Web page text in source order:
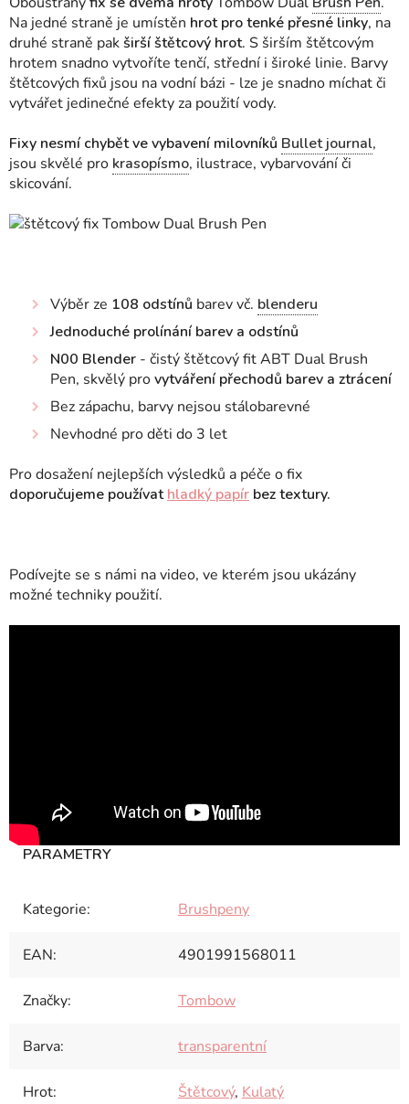
Na jedné straně je umístěn hrot pro tenké přesné linky, na
druhé straně pakširší štětcový hrot. S širším štětcovým
hrotem snadno vytvoříte tenčí, střední i široké linie. Barvy
štětcových fixů jsou na vodní bázi - lze je snadno míchat či
vytvářet jedinečné efekty za použití vody.
Fixy nesmí chybět ve vybavení milovníků Bullet journal,
jsou skvělé pro krasopísmo, ilustrace, vybarvování či
skicování.
Výběr ze 108 odstínů barev vč. blenderu
Jednoduché prolínání barev a odstínů
N00 Blender - čistý štětcový fit ABT Dual Brush
Pen, skvělý provytváření přechodů barev a ztrácení
Bez zápachu, barvy nejsou stálobarevné
Nevhodné pro děti do 3 let
Pro dosažení nejlepších výsledků a péče o fix
doporučujeme používathladký papír bez textury.
Podívejte se s námi na video, ve kterém jsou ukázány
možné techniky použití.
Kategorie: Brushpeny
EAN: 4901991568011
Značky: Tombow
Barva: transparentní
Hrot: Štětcový, Kulatý